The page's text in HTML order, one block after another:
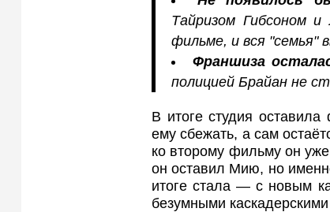
Тайризом Гибсоном
фильме, и вся "семья"
Франшиза
полицией Брайан не
В итоге студия
ему сбежать, а сам
ко второму фильму он
он оставил Мию, но
итоге стала — с новым
безумными